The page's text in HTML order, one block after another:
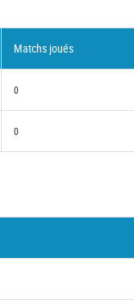
Matchs joués
0
0